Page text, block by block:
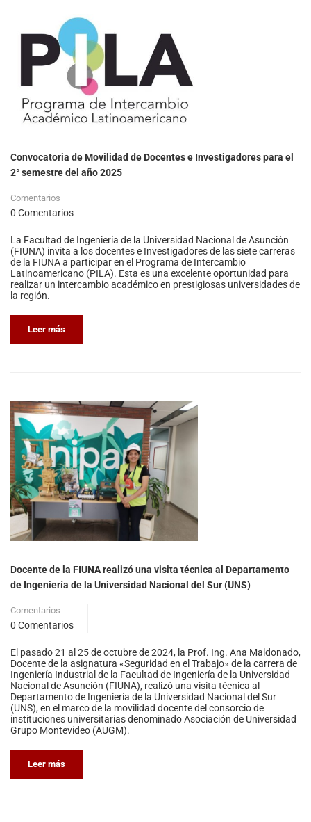
Convocatoria de Movilidad de Docentes e Investigadores para el
2° semestre del año 2025
Comentarios
0 Comentarios
La Facultad de Ingeniería de la Universidad Nacional de Asunción
(FIUNA) invita a los docentes e Investigadores de las siete carreras
de la FIUNA a participar en el Programa de Intercambio
Latinoamericano (PILA). Esta es una excelente oportunidad para
realizar un intercambio académico en prestigiosas universidades de
la región.
Leer más
Docente de la FIUNA realizó una visita técnica al Departamento
de Ingeniería de la Universidad Nacional del Sur (UNS)
Comentarios
0 Comentarios
El pasado 21 al 25 de octubre de 2024, la Prof. Ing. Ana Maldonado,
Docente de la asignatura «Seguridad en el Trabajo» de la carrera de
Ingeniería Industrial de la Facultad de Ingeniería de la Universidad
Nacional de Asunción (FIUNA), realizó una visita técnica al
Departamento de Ingeniería de la Universidad Nacional del Sur
(UNS), en el marco de la movilidad docente del consorcio de
instituciones universitarias denominado Asociación de Universidad
Grupo Montevideo (AUGM).
Leer más